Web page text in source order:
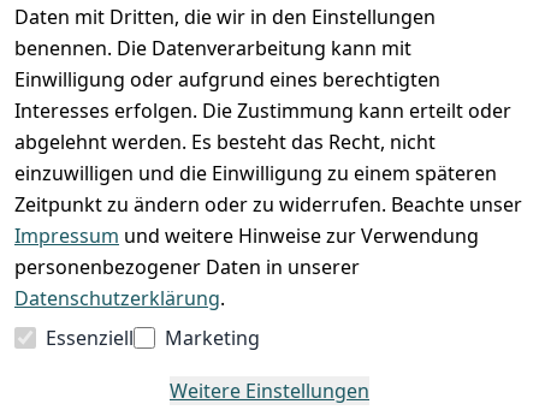
Daten mit Dritten, die wir in den Einstellungen
benennen. Die Datenverarbeitung kann mit
Einwilligung oder aufgrund eines berechtigten
Interesses erfolgen. Die Zustimmung kann erteilt oder
abgelehnt werden. Es besteht das Recht, nicht
einzuwilligen und die Einwilligung zu einem späteren
Zeitpunkt zu ändern oder zu widerrufen. Beachte unser
Impressum und weitere Hinweise zur Verwendung
personenbezogener Daten in unserer
Datenschutzerklärung.
Essenziell
Marketing
Weitere Einstellungen
VORKASSE RECHNUNG
Alle Preise verstehen sich inkl. gesetzl. MwSt. und zzgl.